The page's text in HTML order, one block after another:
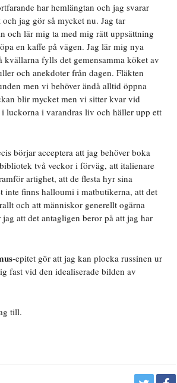
har hemlängtan och jag svarar
jag gör så mycket nu. Jag tar
och lär mig ta med mig rätt uppsättning
en kaffe på vägen. Jag lär mig nya
kvällarna fylls det gemensamma köket av
och anekdoter från dagen. Fläkten
men vi behöver ändå alltid öppna
blir mycket men vi sitter kvar vid
luckorna i varandras liv och häller upp ett
börjar acceptera att jag behöver boka
två veckor i förväg, att italienare
artighet, att de flesta hyr sina
inte finns halloumi i matbutikerna, att det
och att människor generellt ogärna
att det antagligen beror på att jag har
-epitet gör att jag kan plocka russinen ur
fast vid den idealiserade bilden av
till.